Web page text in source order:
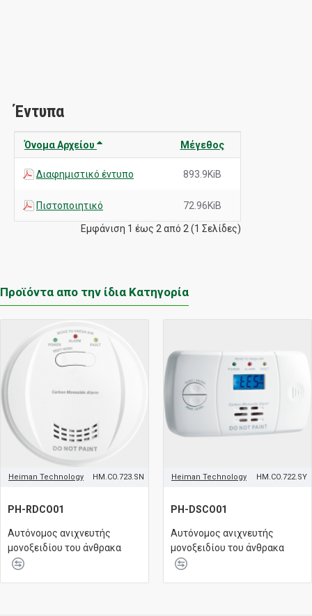
Έντυπα
Όνομα Αρχείου Μέγεθος
Διαφημιστικό έντυπο 893.9KiB
Πιστοποιητικό 72.96KiB
Εμφάνιση 1 έως 2 από 2 (1 Σελίδες)
Προϊόντα απο την ίδια Κατηγορία
Heiman Technology HM.CO.723.SN
PH-RDCO01
Αυτόνομος ανιχνευτής
μονοξειδίου του άνθρακα
Heiman Technology HM.CO.722.SY
PH-DSCO01
Αυτόνομος ανιχνευτής
μονοξειδίου του άνθρακα